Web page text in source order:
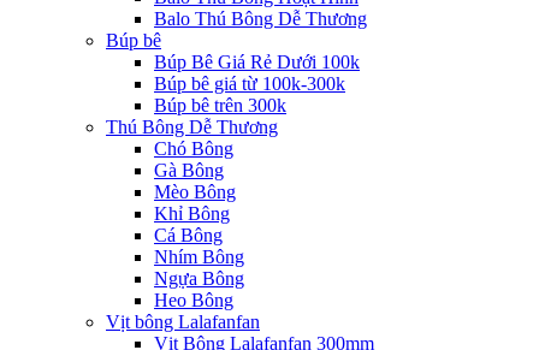
Balo Thú Bông Dễ Thương
Búp bê
Búp Bê Giá Rẻ Dưới 100k
Búp bê giá từ 100k-300k
Búp bê trên 300k
Thú Bông Dễ Thương
Chó Bông
Gà Bông
Mèo Bông
Khỉ Bông
Cá Bông
Nhím Bông
Ngựa Bông
Heo Bông
Vịt bông Lalafanfan
Vịt Bông Lalafanfan 300mm